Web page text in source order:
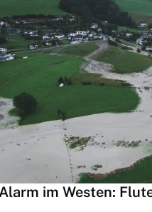
im Westen: